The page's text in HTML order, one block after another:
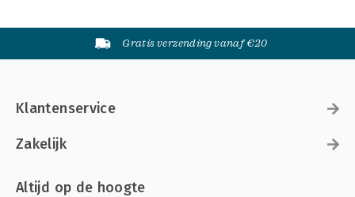
Gratis verzending vanaf €20
Klantenservice
Zakelijk
Altijd op de hoogte